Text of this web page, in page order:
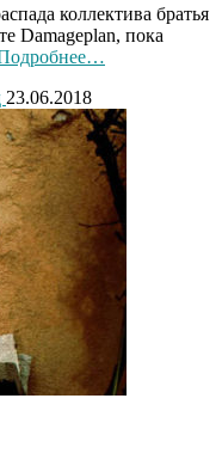
коллектива братья
Damageplan, пока
23.06.2018